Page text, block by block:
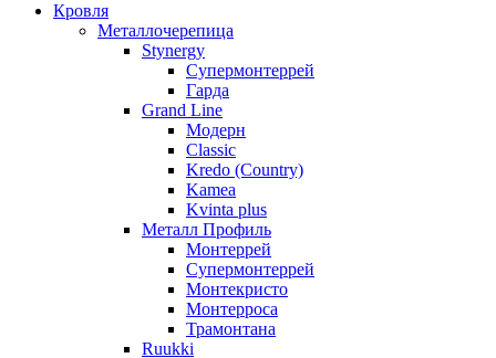
Кровля
Металлочерепица
Stynergy
Супермонтеррей
Гарда
Grand Line
Модерн
Classic
Kredo (Country)
Kamea
Kvinta plus
Металл Профиль
Монтеррей
Супермонтеррей
Монтекристо
Монтерроса
Трамонтана
Ruukki